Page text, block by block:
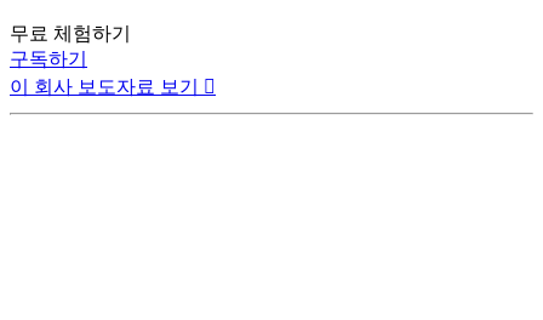
무료 체험하기
구독하기
이 회사 보도자료 보기
